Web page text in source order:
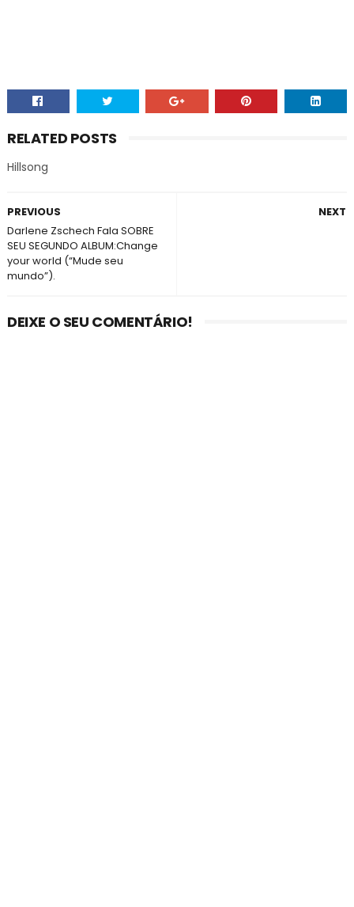
RELATED POSTS
Hillsong
NEXT
PREVIOUS
Darlene Zschech Fala SOBRE
SEU SEGUNDO ALBUM:Change
your world (“Mude seu
mundo”).
DEIXE O SEU COMENTÁRIO!